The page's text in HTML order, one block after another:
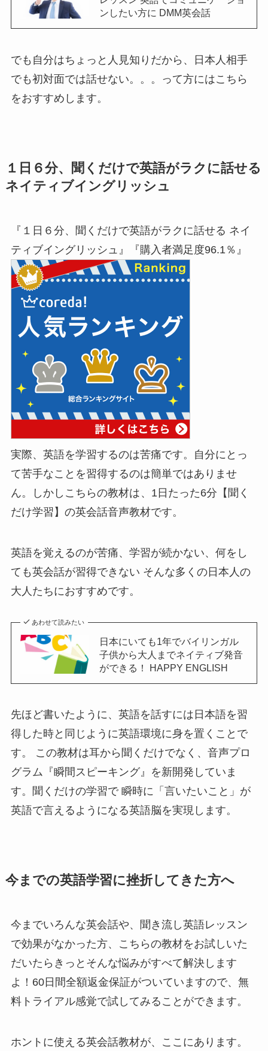
ンしたい方に DMM英会話
でも自分はちょっと人見知りだから、日本人相手
でも初対面では話せない。。。って方にはこちら
をおすすめします。
１日６分、聞くだけで英語がラクに話せる
ネイティブイングリッシュ
『１日６分、聞くだけで英語がラクに話せる ネイ
ティブイングリッシュ』『購入者満足度96.1％』
実際、英語を学習するのは苦痛です。自分にとっ
て苦手なことを習得するのは簡単ではありませ
ん。しかしこちらの教材は 、1日たった6分【聞く
だけ学習】の英会話音声教材です。
英語を覚えるのが苦痛、学習が続かない、何をし
ても英会話が習得できない そんな多くの日本人の
大人たちにおすすめです。
あわせて読みたい
日本にいても1年でバイリンガル
子供から大人までネイティブ発音
ができる！ HAPPY ENGLISH
先ほど書いたように、英語を話すには日本語を習
得した時と同じように英語環境に身を置くことで
す。 この教材は耳から聞くだけでなく、音声プロ
グラム『瞬間スピーキング』を新開発していま
す。聞くだけの学習で 瞬時に「言いたいこと」が
英語で言えるようになる英語脳を実現します。
今までの英語学習に挫折してきた方へ
今までいろんな英会話や、聞き流し英語レッスン
で効果がなかった方、こちらの教材をお試しいた
だいたらきっとそんな悩みがすべて解決します
よ！60日間全額返金保証がついていますので、無
料トライアル感覚で試してみることができます。
ホントに使える英会話教材が、ここにあります。